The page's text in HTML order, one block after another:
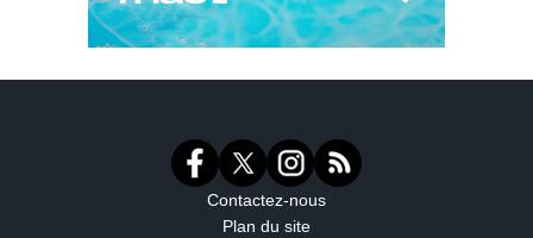
Contactez-nous
Plan du site